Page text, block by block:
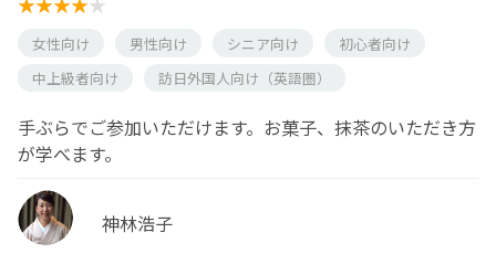
女性向け 男性向け シニア向け
初心者向け
中上級者向け
訪日外国人向け（英語圏）
手ぶらでご参加いただけます。お菓子、抹茶のいただき方
が学べます。
神林浩子